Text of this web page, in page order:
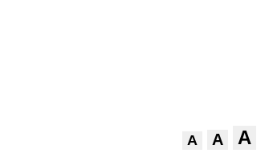
A A A